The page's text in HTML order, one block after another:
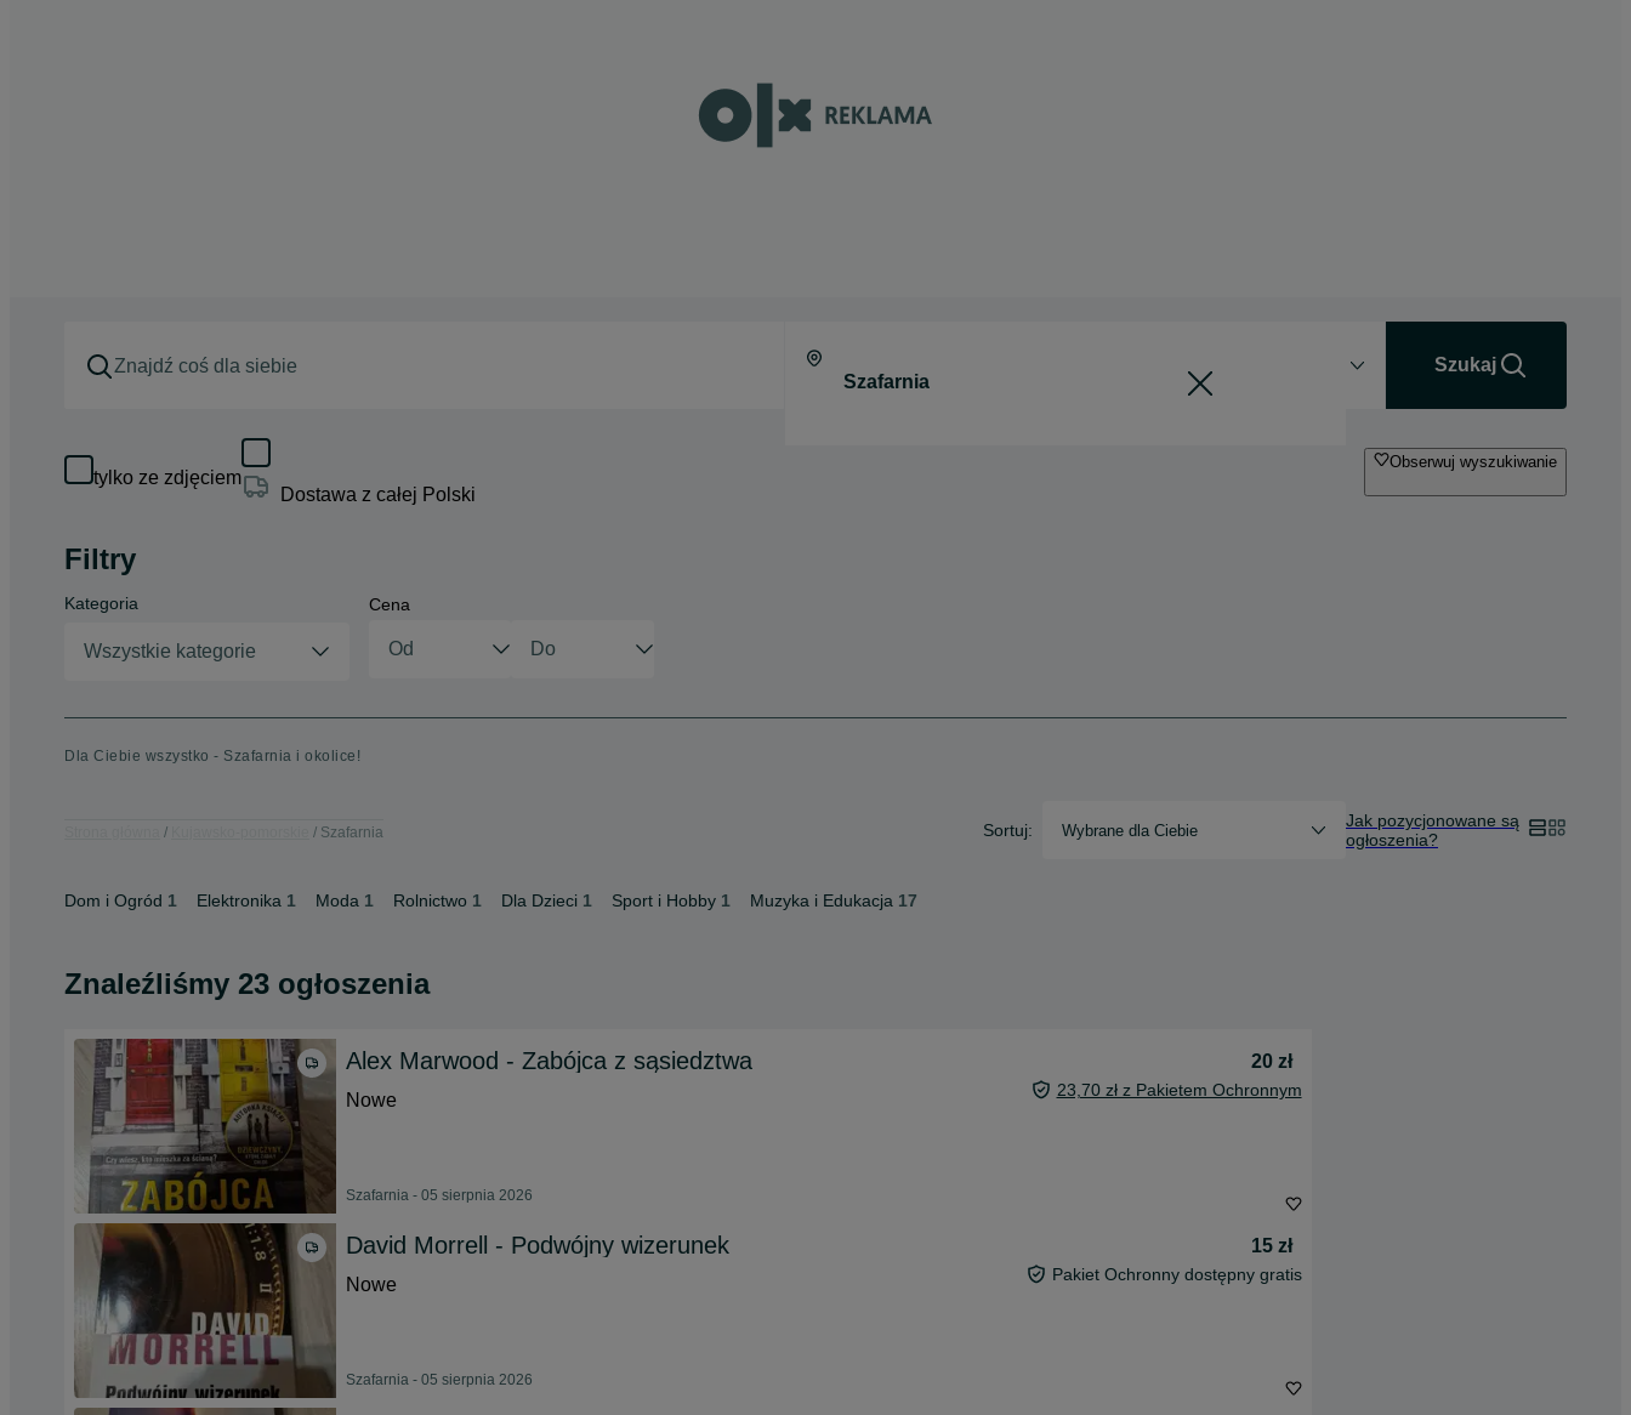
Szukaj
tylko ze zdjęciem
Dostawa z całej Polski
Obserwuj wyszukiwanie
Filtry
Kategoria
Wszystkie kategorie
Cena
Dla Ciebie wszystko - Szafarnia i okolice!
Szafarnia Sortuj: Wybrane dla Ciebie
Jak pozycjonowane są
ogłoszenia?
Dom i Ogród 1 Elektronika 1 Moda 1 Rolnictwo 1 Dla Dzieci 1 Sport i Hobby 1 Muzyka i Edukacja 17
Znaleźliśmy 23 ogłoszenia
Alex Marwood - Zabójca z sąsiedztwa
20 zł
Nowe
23,70 zł z Pakietem Ochronnym
Szafarnia - 05 sierpnia 2026
David Morrell - Podwójny wizerunek
15 zł
Nowe
Pakiet Ochronny dostępny gratis
Szafarnia - 05 sierpnia 2026